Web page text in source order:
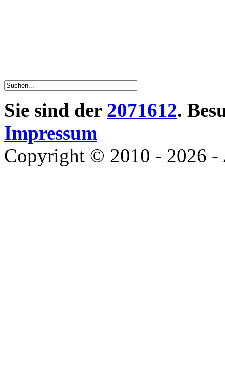
Sie sind der 2071612.
Impressum
Copyright © 2010 - 2026 -